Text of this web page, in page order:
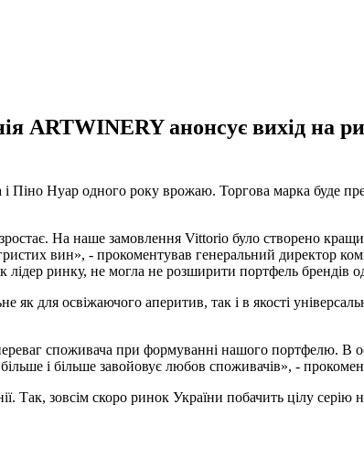
ARTWINERY анонсує вихід на
і Піно Нуар одного року врожаю. Торгова марка буде
На наше замовлення Vittorio було створено
вин», - прокоментував генеральний директор
ринку, не могла не розширити портфель брендів
для освіжаючого аперитив, так і в якості
споживача при формуванні нашого портфелю. В
і більше завойовує любов споживачів», -
Так, зовсім скоро ринок України побачить цілу